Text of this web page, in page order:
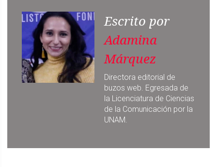
Escrito por
Adamina
Márquez
Directora editorial de
buzos web. Egresada de
la Licenciatura de Ciencias
de la Comunicación por la
UNAM.